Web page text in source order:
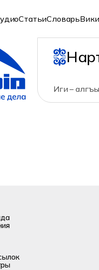
СтатьиСловарь
Иги –